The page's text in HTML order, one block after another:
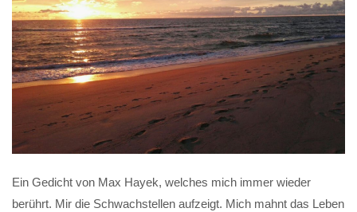
Ein Gedicht von Max Hayek, welches mich immer wieder
berührt. Mir die Schwachstellen aufzeigt. Mich mahnt das Leben